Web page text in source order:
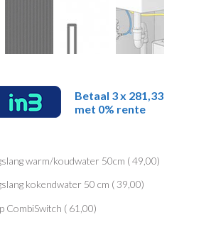
Betaal 3 x 281,33
met 0% rente
warm/koudwater 50cm (49,00)
kokendwater 50 cm (39,00)
CombiSwitch ( 61,00)